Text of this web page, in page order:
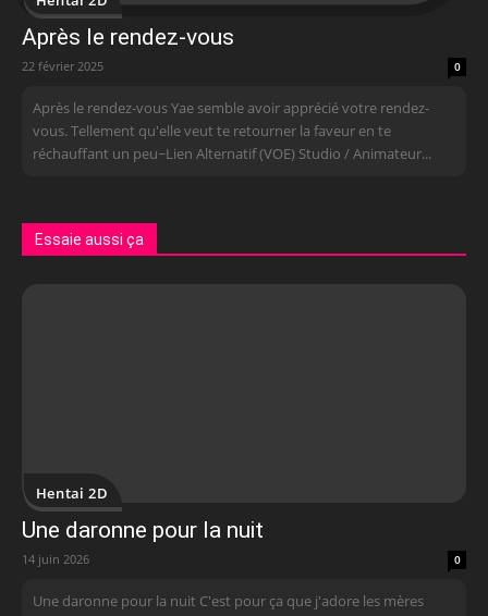
Après le rendez-vous
22 février 2025 0
Après le rendez-vous Yae semble avoir apprécié votre rendez-
vous. Tellement qu'elle veut te retourner la faveur en te
réchauffant un peu~ Lien Alternatif (VOE) Studio / Animateur...
Essaie aussi ça
Hentai 2D
Une daronne pour la nuit
14 juin 2026 0
Une daronne pour la nuit C'est pour ça que j'adore les mères